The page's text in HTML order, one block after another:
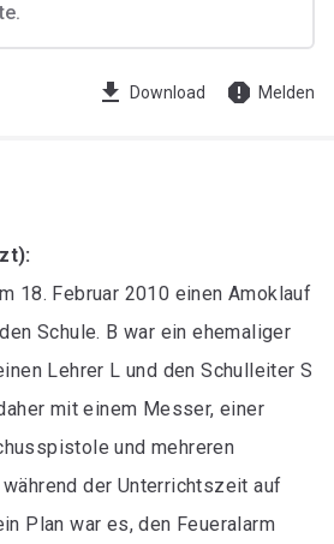
get_app Download report Melden
18. Februar 2010 einen Amoklauf
Schule. B war ein ehemaliger
Lehrer L und den Schulleiter S
mit einem Messer, einer
und mehreren
der Unterrichtszeit auf
Plan war es, den Feueralarm